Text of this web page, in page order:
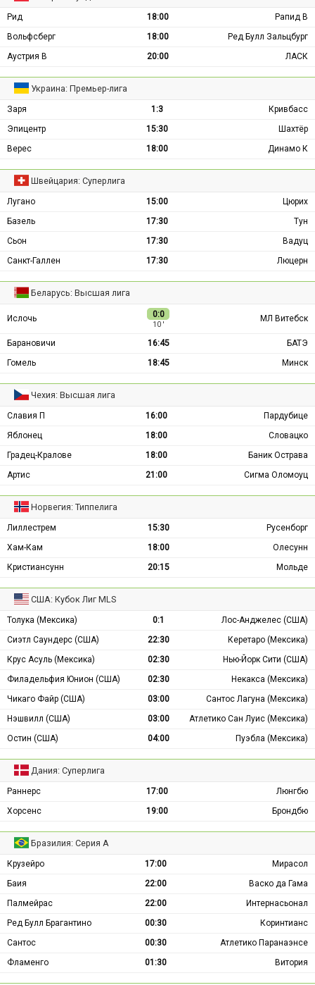
Рид 18:00
Рапид В
Вольфсберг
18:00
Ред Булл Зальцбург
Аустрия В
20:00 ЛАСК
Украина: Премьер-лига
Заря 1:3
Кривбасс
Эпицентр
15:30
Шахтёр
Верес
18:00 Динамо К
Швейцария: Суперлига
Лугано 15:00
Цюрих
Базель
17:30
Тун
Сьон
17:30
Вадуц
Санкт-Галлен
17:30 Люцерн
Беларусь: Высшая лига
Ислочь 0:0
10 ′
МЛ Витебск
Барановичи 16:45
БАТЭ
Гомель
18:45 Минск
Чехия: Высшая лига
Славия П 16:00
Пардубице
Яблонец
18:00
Словацко
Градец-Кралове
18:00
Баник Острава
Артис
21:00 Сигма Оломоуц
Норвегия: Типпелига
Лиллестрем 15:30
Русенборг
Хам-Кам
18:00
Олесунн
Кристиансунн
20:15 Мольде
США: Кубок Лиг MLS
Толука (Мексика) 0:1
Лос-Анджелес (США)
Сиэтл Саундерс (США)
22:30
Керетаро (Мексика)
Крус Асуль (Мексика)
02:30
Нью-Йорк Сити (США)
Филадельфия Юнион (США)
02:30
Некакса (Мексика)
Чикаго Файр (США)
03:00
Сантос Лагуна (Мексика)
Нэшвилл (США)
03:00
Атлетико Сан Луис (Мексика)
Остин (США)
04:00 Пуэбла (Мексика)
Дания: Суперлига
Раннерс 17:00
Люнгбю
Хорсенс
19:00 Брондбю
Бразилия: Серия А
Крузейро 17:00
Мирасол
Баия
22:00
Васко да Гама
Палмейрас
22:00
Интернасьонал
Ред Булл Брагантино
00:30
Коринтианс
Сантос
00:30
Атлетико Паранаэнсе
Фламенго
01:30 Витория